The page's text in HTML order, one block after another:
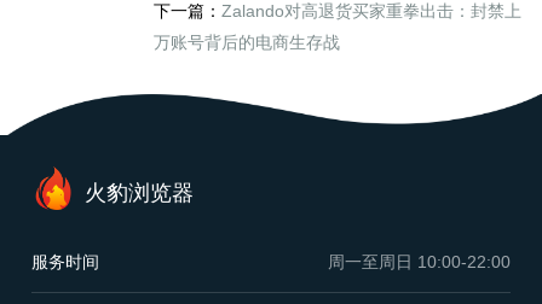
下一篇： Zalando对高退货买家重拳出击：封禁上
万账号背后的电商生存战
服务时间 周一至周日 10:00-22:00
火豹浏览器